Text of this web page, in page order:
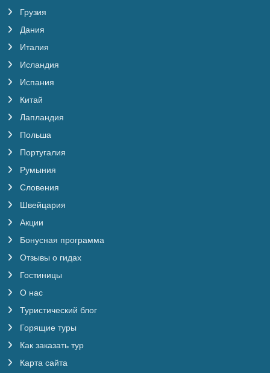
Грузия
Дания
Италия
Исландия
Испания
Китай
Лапландия
Польша
Португалия
Румыния
Словения
Швейцария
Акции
Бонусная программа
Отзывы о гидах
Гостиницы
О нас
Туристический блог
Горящие туры
Как заказать тур
Карта сайта